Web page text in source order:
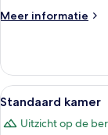
uitzicht
laden
Meer informatie
Meer
kamer,
queensize
uitzicht
Alle
foto's
voor
5
Standaard kamer
Uitzicht op de